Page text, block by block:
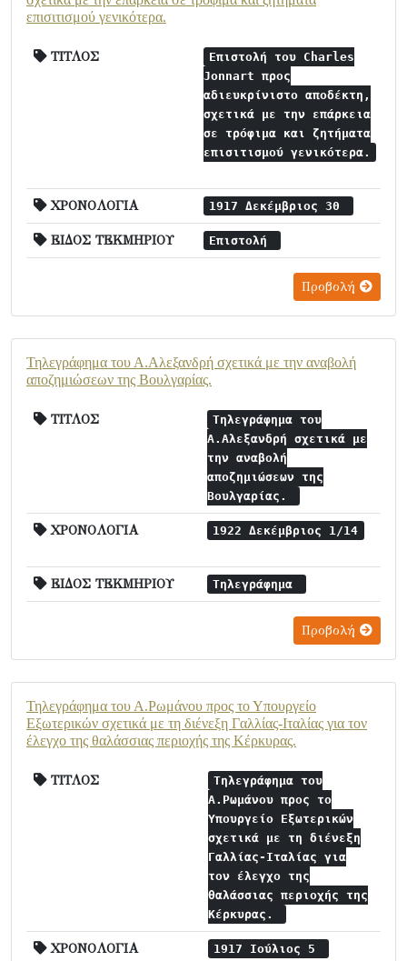
επισιτισμού γενικότερα.
ΤΙΤΛΟΣ
Επιστολή του Charles
Jonnart προς
αδιευκρίνιστο αποδέκτη,
σχετικά με την επάρκεια
σε τρόφιμα και ζητήματα
επισιτισμού γενικότερα.
ΧΡΟΝΟΛΟΓΙΑ 1917 Δεκέμβριος 30
ΕΙΔΟΣ ΤΕΚΜΗΡΙΟΥ Επιστολή
Προβολή
Τηλεγράφημα του Α.Αλεξανδρή σχετικά με την αναβολή
αποζημιώσεων της Βουλγαρίας.
ΤΙΤΛΟΣ
Τηλεγράφημα του
Α.Αλεξανδρή σχετικά με
την αναβολή
αποζημιώσεων της
Βουλγαρίας.
ΧΡΟΝΟΛΟΓΙΑ 1922 Δεκέμβριος 1/14
ΕΙΔΟΣ ΤΕΚΜΗΡΙΟΥ Τηλεγράφημα
Προβολή
Τηλεγράφημα του Α.Ρωμάνου προς το Υπουργείο
Εξωτερικών σχετικά με τη διένεξη Γαλλίας-Ιταλίας για τον
έλεγχο της θαλάσσιας περιοχής της Κέρκυρας.
ΤΙΤΛΟΣ
Τηλεγράφημα του
Α.Ρωμάνου προς το
Υπουργείο Εξωτερικών
σχετικά με τη διένεξη
Γαλλίας-Ιταλίας για
τον έλεγχο της
θαλάσσιας περιοχής της
Κέρκυρας.
ΧΡΟΝΟΛΟΓΙΑ 1917 Ιούλιος 5